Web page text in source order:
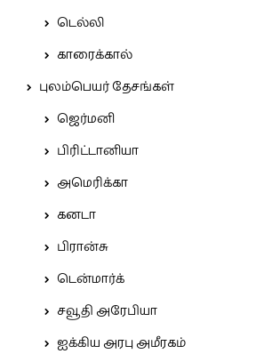
டெல்லி
காரைக்கால்
புலம்பெயர் தேசங்கள்
ஜெர்மனி
பிரிட்டானியா
அமெரிக்கா
கனடா
பிரான்சு
டென்மார்க்
சவூதி அரேபியா
ஐக்கிய அரபு அமீரகம்